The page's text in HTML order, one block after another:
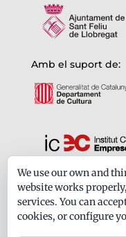
Amb el suport de:
Formem part de:
We use our own and
website works
services. You can
cookies, or configure